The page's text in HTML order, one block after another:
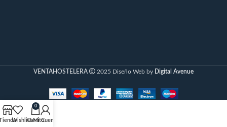
VENTAHOSTELERA 2025 Diseño Web by Digital Avenue
Wishlist
0
Carrito
Mi Cuenta